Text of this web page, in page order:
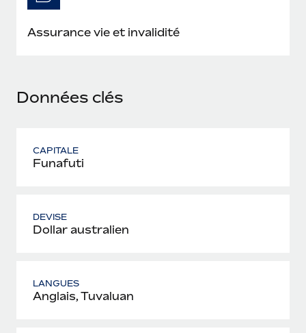
En savoir plus
Assurance vie et invalidité
Données clés
CAPITALE
Funafuti
DEVISE
Dollar australien
LANGUES
Anglais, Tuvaluan